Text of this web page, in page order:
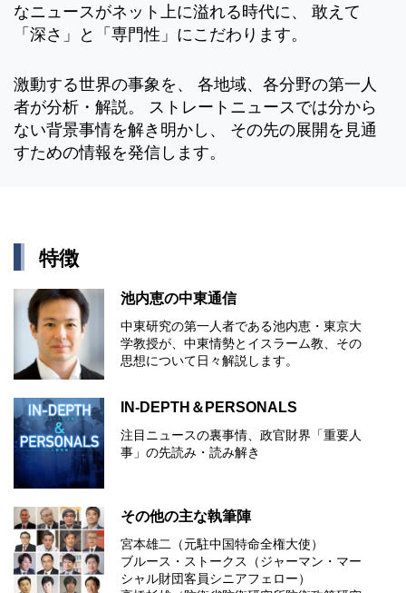
なニュースがネット上に溢れる時代に、 敢えて
「深さ」と「専門性」にこだわります。
激動する世界の事象を、 各地域、各分野の第一人
者が分析・解説。 ストレートニュースでは分から
ない背景事情を解き明かし、 その先の展開を見通
すための情報を発信します。
特徴
池内恵の中東通信
中東研究の第⼀⼈者である池内恵・東京⼤
学教授が、中東情勢とイスラーム教、その
思想について⽇々解説します。
IN-DEPTH＆PERSONALS
注目ニュースの裏事情、政官財界「重要人
事」の先読み・読み解き
その他の主な執筆陣
宮本雄二（元駐中国特命全権大使）
ブルース・ストークス（ジャーマン・マー
シャル財団客員シニアフェロー）